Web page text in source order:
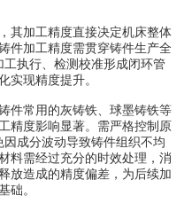
加工精度直接决定机床整体
件加工精度需贯穿铸件生产全
执行、检测校准形成闭环管
实现精度提升。
常用的灰铸铁、球墨铸铁等
精度影响显著。需严格控制原
成分波动导致铸件组织不均
料需经过充分的时效处理，消
放造成的精度偏差，为后续加
础。